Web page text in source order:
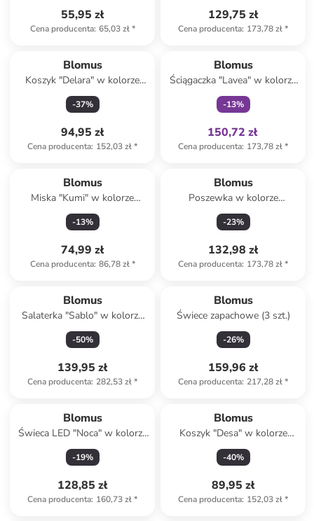
55,95 zł
Cena producenta: 65,03 zł*
129,75 zł
Cena producenta: 173,78 zł*
Blomus
Koszyk "Delara" w kolorze
beżowym na pieczywo - 21 x
9,5 x 21 cm
-37%
94,95 zł
Cena producenta: 152,03 zł*
Blomus
Ściągaczka "Lavea" w kolorze
beżowym do wody - 22 x 26
cm
-13%
150,72 zł
Cena producenta: 173,78 zł*
Blomus
Miska "Kumi" w kolorze
brązowym - Ø 16 cm
-13%
74,99 zł
Cena producenta: 86,78 zł*
Blomus
Poszewka w kolorze
beżowym na poduszkę - 40 x
40 cm
-23%
132,98 zł
Cena producenta: 173,78 zł*
Blomus
Salaterka "Sablo" w kolorze
beżowym - Ø 28 cm
-50%
139,95 zł
Cena producenta: 282,53 zł*
Blomus
Świece zapachowe (3 szt.)
-26%
159,96 zł
Cena producenta: 217,28 zł*
Blomus
Świeca LED "Noca" w kolorze
jasnoszarym - wys. 27 cm
-19%
128,85 zł
Cena producenta: 160,73 zł*
Blomus
Koszyk "Desa" w kolorze
antracytowym na pieczywo -
20 x 10 x 20 cm
-40%
89,95 zł
Cena producenta: 152,03 zł*